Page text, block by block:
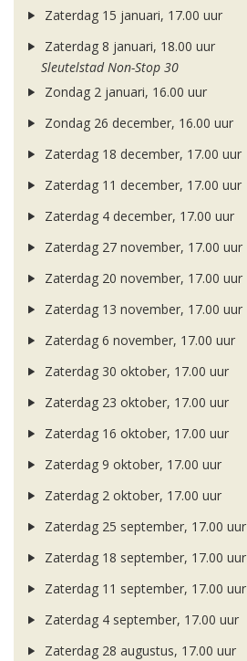
Zaterdag 15 januari, 17.00 uur
Zaterdag 8 januari, 18.00 uur
Sleutelstad Non-Stop 30
Zondag 2 januari, 16.00 uur
Zondag 26 december, 16.00 uur
Zaterdag 18 december, 17.00 uur
Zaterdag 11 december, 17.00 uur
Zaterdag 4 december, 17.00 uur
Zaterdag 27 november, 17.00 uur
Zaterdag 20 november, 17.00 uur
Zaterdag 13 november, 17.00 uur
Zaterdag 6 november, 17.00 uur
Zaterdag 30 oktober, 17.00 uur
Zaterdag 23 oktober, 17.00 uur
Zaterdag 16 oktober, 17.00 uur
Zaterdag 9 oktober, 17.00 uur
Zaterdag 2 oktober, 17.00 uur
Zaterdag 25 september, 17.00 uur
Zaterdag 18 september, 17.00 uur
Zaterdag 11 september, 17.00 uur
Zaterdag 4 september, 17.00 uur
Zaterdag 28 augustus, 17.00 uur